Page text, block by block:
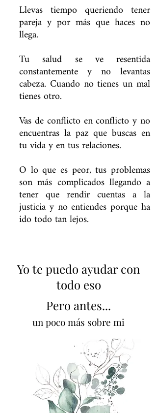
Llevas tiempo queriendo tener
pareja y por más que haces no
llega.
Tu salud se ve resentida
constantemente y no levantas
cabeza. Cuando no tienes un mal
tienes otro.
Vas de conflicto en conflicto y no
encuentras la paz que buscas en
tu vida y en tus relaciones.
O lo que es peor, tus problemas
son más complicados llegando a
tener que rendir cuentas a la
justicia y no entiendes porque ha
ido todo tan lejos.
Yo te puedo ayudar con
todo eso
Pero antes...
un poco más sobre mi